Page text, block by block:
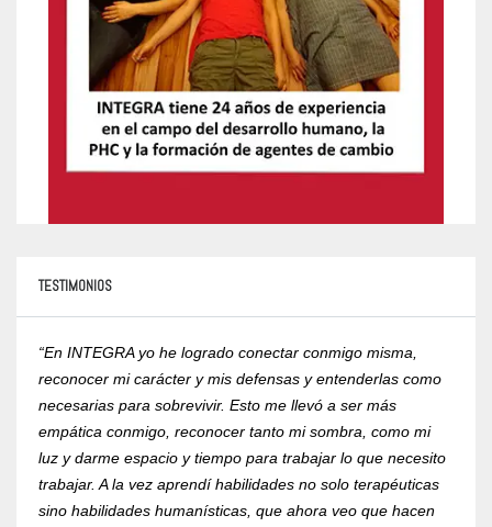
TESTIMONIOS
“En INTEGRA yo he logrado conectar conmigo misma,
reconocer mi carácter y mis defensas y entenderlas como
necesarias para sobrevivir. Esto me llevó a ser más
empática conmigo, reconocer tanto mi sombra, como mi
luz y darme espacio y tiempo para trabajar lo que necesito
trabajar. A la vez aprendí habilidades no solo terapéuticas
sino habilidades humanísticas, que ahora veo que hacen